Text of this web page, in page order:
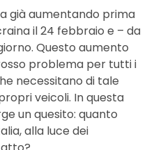
già aumentando prima
il 24 febbraio e – da
Questo aumento
problema per tutti i
necessitano di tale
veicoli. In questa
un quesito: quanto
alla luce dei